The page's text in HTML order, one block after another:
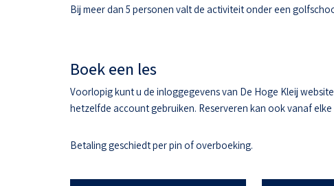
Bij meer dan 5 personen valt de activiteit onder een
Boek een les
Voorlopig kunt u de inloggegevens van De Hoge Kleij
hetzelfde account gebruiken. Reserveren kan ook vanaf
Betaling geschiedt per pin of overboeking.